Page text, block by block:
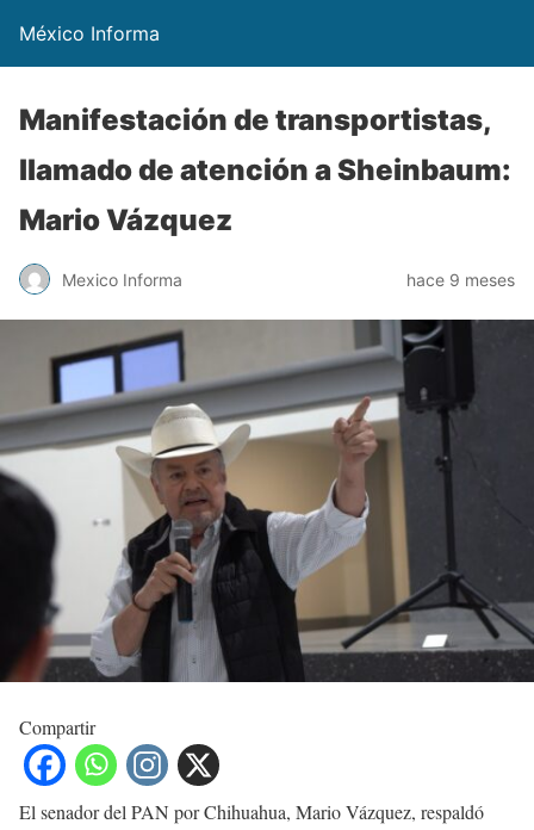
México Informa
Manifestación de transportistas,
llamado de atención a Sheinbaum:
Mario Vázquez
Mexico Informa hace 9 meses
Compartir
El senador del PAN por Chihuahua, Mario Vázquez, respaldó